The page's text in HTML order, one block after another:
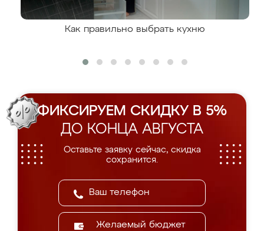
Как правильно выбрать кухню
ФИКСИРУЕМ СКИДКУ В 5%
ДО КОНЦА АВГУСТА
Оставьте заявку сейчас, скидка
сохранится.
Желаемый бюджет